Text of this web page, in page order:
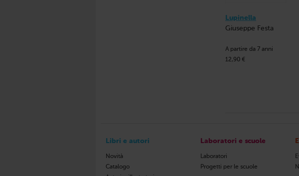
Lupinella
Giuseppe Festa
A partire da 7 anni
12,90 €
Libri e autori
Novità
Catalogo
Laboratori e scuole
Laboratori
Progetti per le scuole